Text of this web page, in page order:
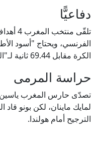
دفاعيًّا
تلقّى
الكرة مقابل 69.44 ثانية لـ"الديوك".
حراسة المرمى
الترجيح أمام هولندا.